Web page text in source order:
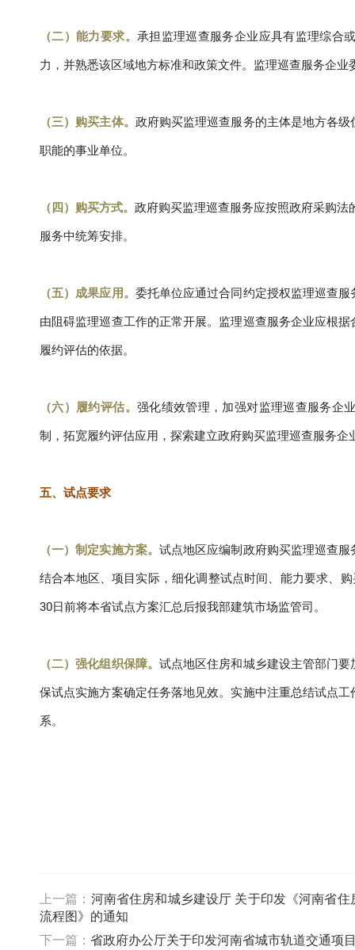
（二）能力要求。 承担监理巡查服务企业应具有监理综合
力，并熟悉该区域地方标准和政策文件。监理巡查服务企
（三）购买主体。 政府购买监理巡查服务的主体是地方各
职能的事业单位。
（四）购买方式。政府购买监理巡查服务应按照政府采购法
服务中统筹安排。
（五）成果应用。 委托单位应通过合同约定授权监理巡查
由阻碍监理巡查工作的正常开展。监理巡查服务企业应根
履约评估的依据。
（六）履约评估。 强化绩效管理，加强对监理巡查服务企
制，拓宽履约评估应用，探索建立政府购买监理巡查服务企
五、试点要求
（一）制定实施方案。 试点地区应编制政府购买监理巡查
结合本地区、项目实际，细化调整试点时间、能力要求、
30日前将本省试点方案汇总后报我部建筑市场监管司。
（二）强化组织保障。 试点地区住房和城乡建设主管部门
保试点实施方案确定任务落地见效。实施中注重总结试点
系。
上一篇： 河南省住房和城乡建设厅 关于印发《河南省
流程图》的通知
下一篇： 省政府办公厅关于印发河南省城市轨道交通项